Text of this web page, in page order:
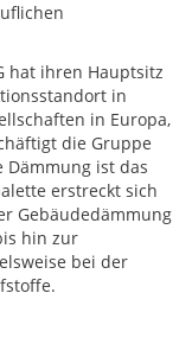
hat ihren Hauptsitz
in
in Europa,
die Gruppe
Dämmung ist das
erstreckt sich
Gebäudedämmung
hin zur
bei der